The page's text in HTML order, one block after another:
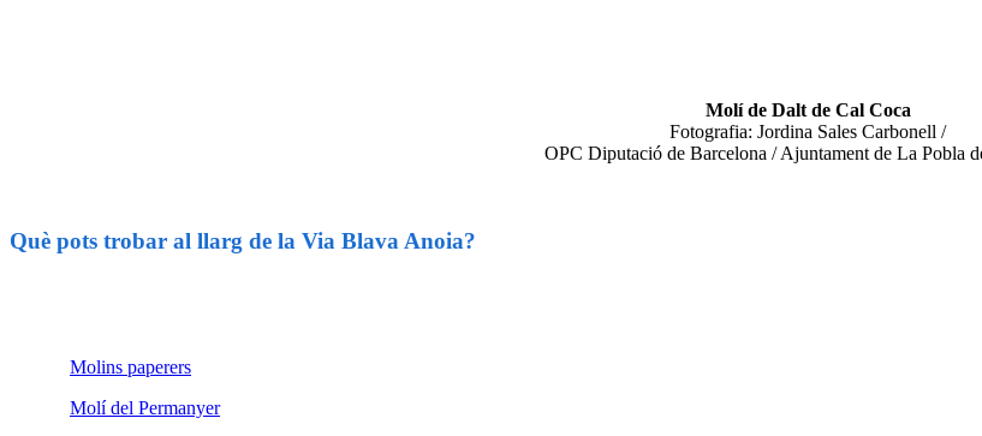
Molí de Dalt de Cal Coca
Fotografia: Jordina Sales Carbonell /
OPC Diputació de Barcelona / Ajuntament de La Pobla
Què pots trobar al llarg de la Via Blava Anoia?
Molins paperers
Molí del Permanyer